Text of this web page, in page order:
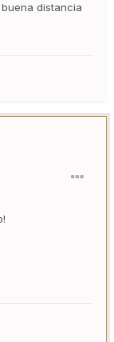
distancia